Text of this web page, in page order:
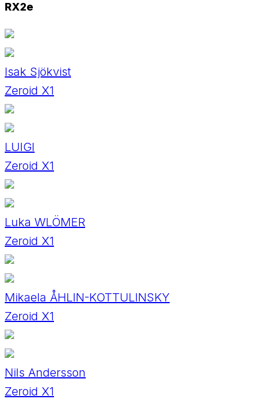
RX2e
Isak Sjökvist
Zeroid X1
LUIGI
Zeroid X1
Luka WLÖMER
Zeroid X1
Mikaela ÅHLIN-KOTTULINSKY
Zeroid X1
Nils Andersson
Zeroid X1